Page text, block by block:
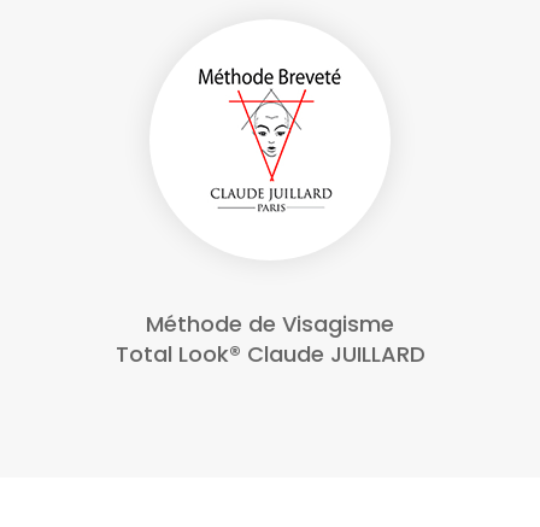
Méthode de Visagisme
Total Look® Claude JUILLARD